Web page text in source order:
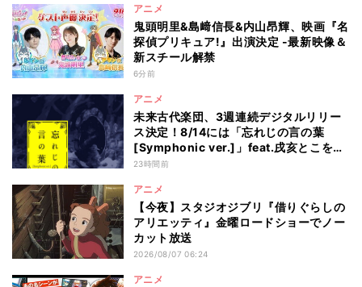
アニメ
鬼頭明里&島﨑信長&内山昂輝、映画『名
探偵プリキュア!』出演決定 -最新映像＆
新スチール解禁
6分前
アニメ
未来古代楽団、3週連続デジタルリリー
ス決定！8/14には「忘れじの言の葉
[Symphonic ver.]」feat.戌亥とこを配
信
23時間前
アニメ
【今夜】スタジオジブリ『借りぐらしの
アリエッティ』金曜ロードショーでノー
カット放送
2026/08/07 06:24
アニメ